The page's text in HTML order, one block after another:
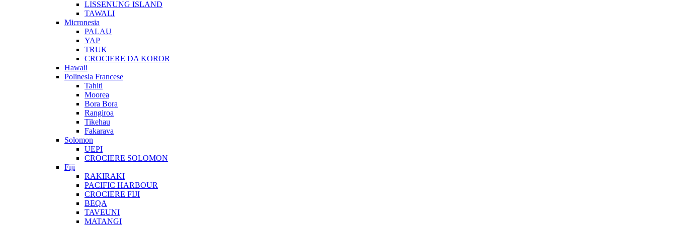
LISSENUNG ISLAND
TAWALI
Micronesia
PALAU
YAP
TRUK
CROCIERE DA KOROR
Hawaii
Polinesia Francese
Tahiti
Moorea
Bora Bora
Rangiroa
Tikehau
Fakarava
Solomon
UEPI
CROCIERE SOLOMON
Fiji
RAKIRAKI
PACIFIC HARBOUR
CROCIERE FIJI
BEQA
TAVEUNI
MATANGI